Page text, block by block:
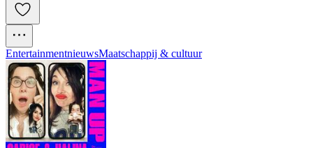
EntertainmentnieuwsMaatschappij & cultuur